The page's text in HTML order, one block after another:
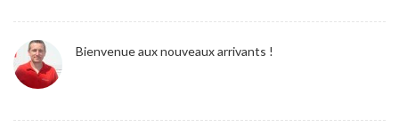
Bienvenue aux nouveaux arrivants !